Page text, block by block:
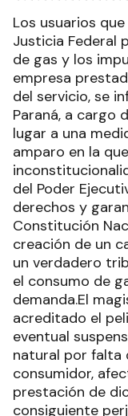
Los usuarios
Justicia Federal
de gas y los
empresa
del servicio, se
Paraná, a cargo
lugar a una
amparo en la
del Poder
derechos y
Constitución
creación de un
un verdadero
el consumo de
demanda.El
acreditado el
eventual
natural por falta
consumidor,
prestación de
consiguiente